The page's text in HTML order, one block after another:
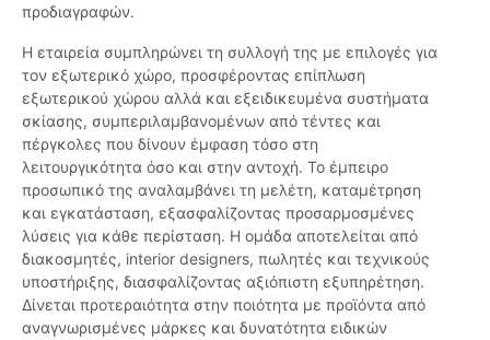
προδιαγραφών.
Η εταιρεία συμπληρώνει τη συλλογή της με επιλογές για
τον εξωτερικό χώρο, προσφέροντας επίπλωση
εξωτερικού χώρου αλλά και εξειδικευμένα συστήματα
σκίασης, συμπεριλαμβανομένων από τέντες και
πέργκολες που δίνουν έμφαση τόσο στη
λειτουργικότητα όσο και στην αντοχή. Το έμπειρο
προσωπικό της αναλαμβάνει τη μελέτη, καταμέτρηση
και εγκατάσταση, εξασφαλίζοντας προσαρμοσμένες
λύσεις για κάθε περίσταση. Η ομάδα αποτελείται από
διακοσμητές, interior designers, πωλητές και τεχνικούς
υποστήριξης, διασφαλίζοντας αξιόπιστη εξυπηρέτηση.
Δίνεται προτεραιότητα στην ποιότητα με προϊόντα από
αναγνωρισμένες μάρκες και δυνατότητα ειδικών